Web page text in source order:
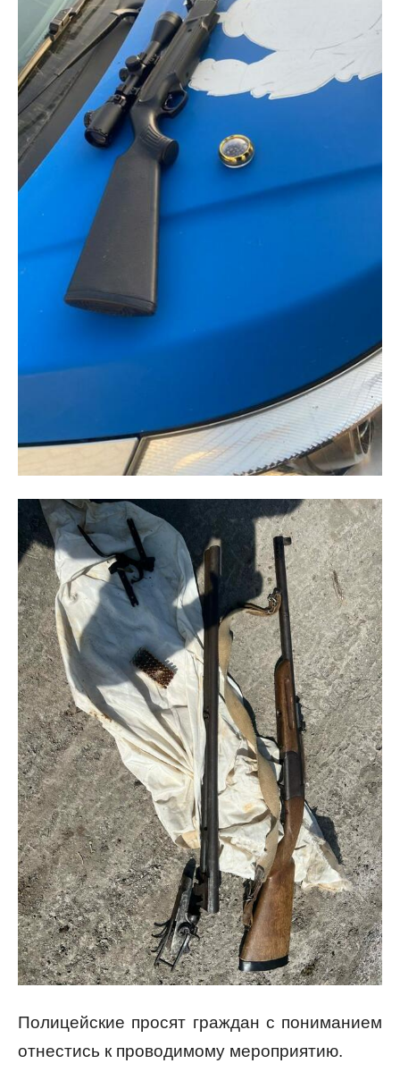
Полицейские просят граждан с пониманием
отнестись к проводимому мероприятию.